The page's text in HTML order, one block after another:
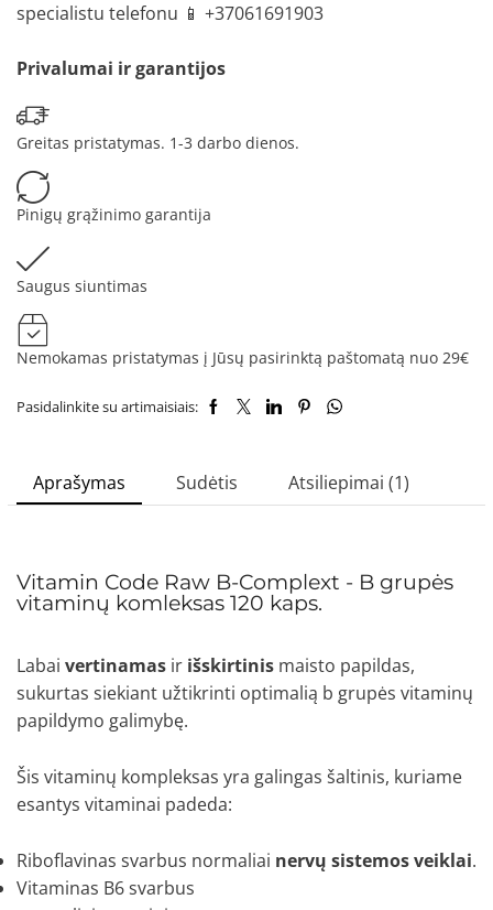
specialistu telefonu 📱 +37061691903
Privalumai ir garantijos
Greitas pristatymas. 1-3 darbo dienos.
Pinigų grąžinimo garantija
Saugus siuntimas
Nemokamas pristatymas į Jūsų pasirinktą paštomatą nuo 29€
Pasidalinkite su artimaisiais:
Aprašymas Sudėtis Atsiliepimai (1)
Vitamin Code Raw B-Complext - B grupės
vitaminų komleksas 120 kaps.
Labai vertinamas ir išskirtinis maisto papildas,
sukurtas siekiant užtikrinti optimalią b grupės vitaminų
papildymo galimybę.
Šis vitaminų kompleksas yra galingas šaltinis, kuriame
esantys vitaminai padeda:
Riboflavinas svarbus normaliai nervų sistemos veiklai.
Vitaminas B6 svarbus